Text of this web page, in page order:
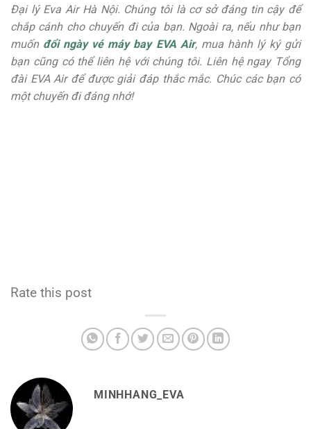
Đại lý Eva Air Hà Nội. Chúng tôi là cơ sở đáng tin cậy để
chắp cánh cho chuyến đi của bạn. Ngoài ra, nếu như bạn
muốn đổi ngày vé máy bay EVA Air, mua hành lý ký gửi
bạn cũng có thể liên hệ với chúng tôi. Liên hệ ngay Tổng
đài EVA Air để được giải đáp thắc mắc. Chúc các bạn có
một chuyến đi đáng nhớ!
Rate this post
MINHHANG_EVA